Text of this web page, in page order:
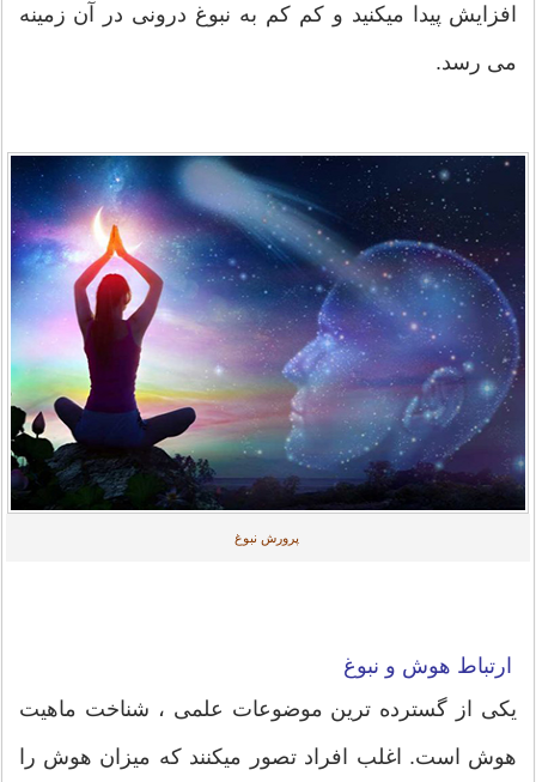
افزایش پیدا میکنید و کم کم به نبوغ درونی در آن زمینه
می رسد.
پرورش نبوغ
ارتباط هوش و نبوغ
یکی از گسترده ترین موضوعات علمی ، شناخت ماهیت
هوش است. اغلب افراد تصور میکنند که میزان هوش را